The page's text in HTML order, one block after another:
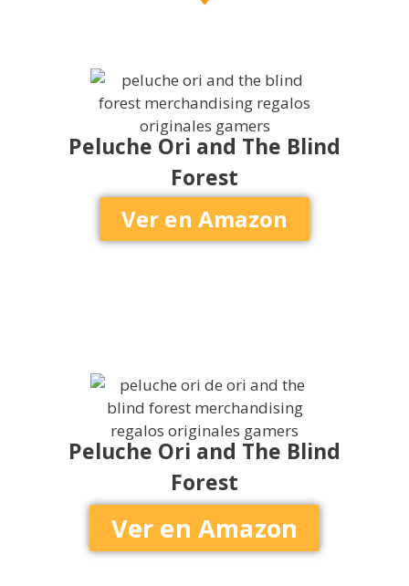
Peluche Ori and The Blind
Forest
Ver en Amazon
Peluche Ori and The Blind
Forest
Ver en Amazon